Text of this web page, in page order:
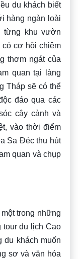
du khách biết
hàng ngàn loài
từng khu vườn
có cơ hội chiêm
thơm ngát của
quan tại làng
Tháp sẽ có thể
đáo qua các
cây cảnh và
vào thời điểm
Sa Đéc thu hút
quan và chụp
trong những
tour du lịch Cao
du khách muốn
sơ và văn hóa